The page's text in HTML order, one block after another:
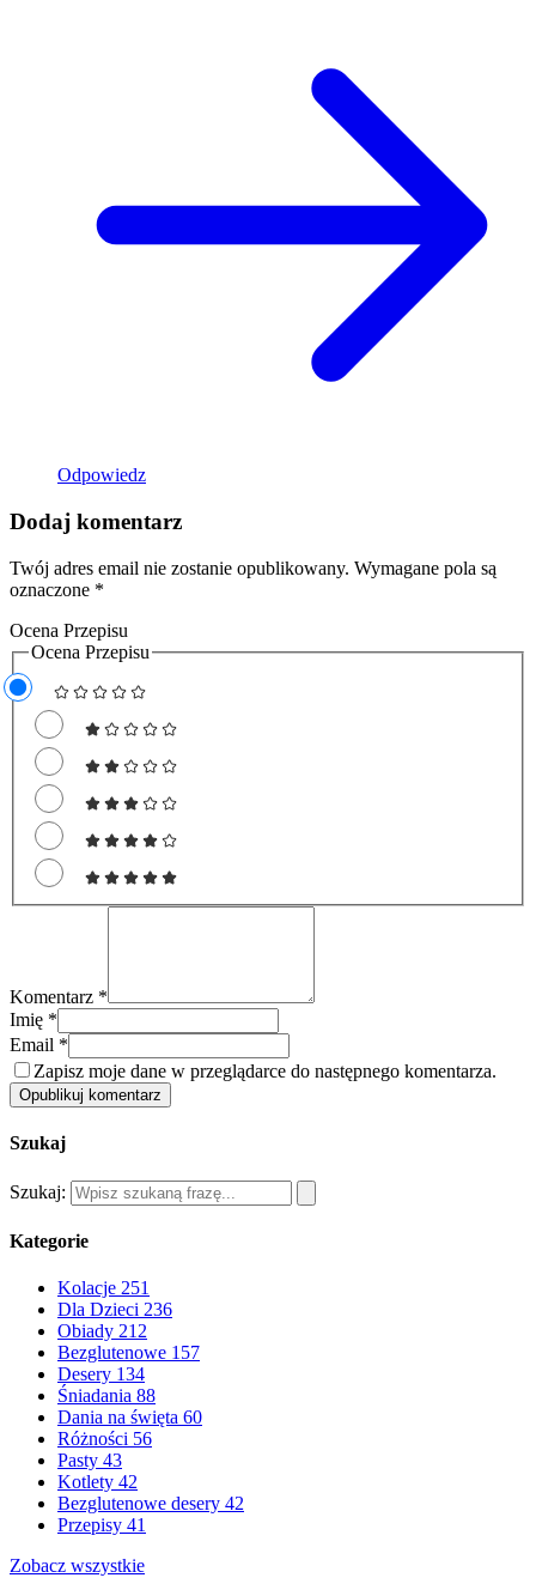
Odpowiedz
Dodaj komentarz
Twój adres email nie zostanie opublikowany. Wymagane pola są
oznaczone *
Ocena Przepisu
Ocena Przepisu
Komentarz *
Imię *
Email *
Zapisz moje dane w przeglądarce do następnego komentarza.
Opublikuj komentarz
Szukaj
Szukaj:
Kategorie
Kolacje 251
Dla Dzieci 236
Obiady 212
Bezglutenowe 157
Desery 134
Śniadania 88
Dania na święta 60
Różności 56
Pasty 43
Kotlety 42
Bezglutenowe desery 42
Przepisy 41
Zobacz wszystkie